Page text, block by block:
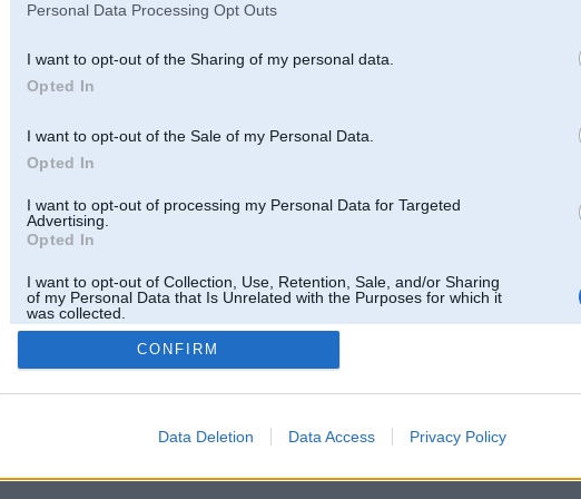
Personal Data Processing Opt Outs
I want to opt-out of the Sharing of my personal data.
Opted In
I want to opt-out of the Sale of my Personal Data.
Opted In
I want to opt-out of processing my Personal Data for Targeted
Advertising.
Opted In
I want to opt-out of Collection, Use, Retention, Sale, and/or Sharing
of my Personal Data that Is Unrelated with the Purposes for which it
was collected.
Opted Out
CONFIRM
Data Deletion Data Access Privacy Policy
nav auto klubs un nav saistīts ar